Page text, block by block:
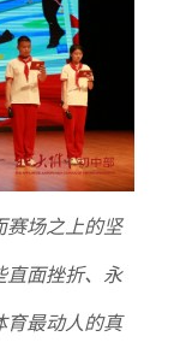
赛场之上的坚
直面挫折、永
育最动人的真